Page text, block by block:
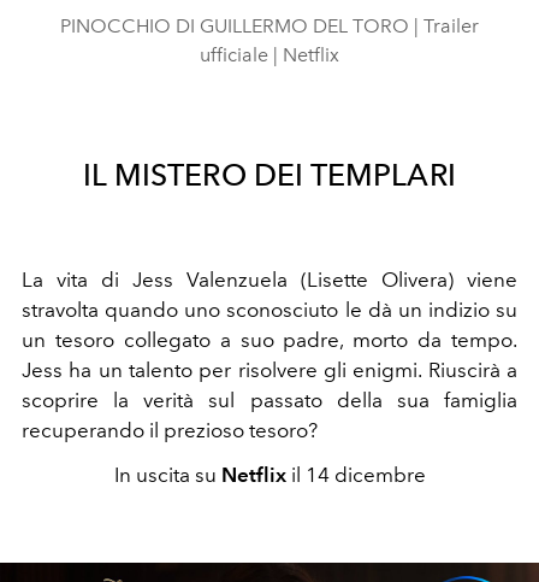
PINOCCHIO DI GUILLERMO DEL TORO | Trailer
ufficiale | Netflix
IL MISTERO DEI TEMPLARI
La vita di Jess Valenzuela (Lisette Olivera) viene
stravolta quando uno sconosciuto le dà un indizio su
un tesoro collegato a suo padre, morto da tempo.
Jess ha un talento per risolvere gli enigmi. Riuscirà a
scoprire la verità sul passato della sua famiglia
recuperando il prezioso tesoro?
In uscita su Netflix il 14 dicembre